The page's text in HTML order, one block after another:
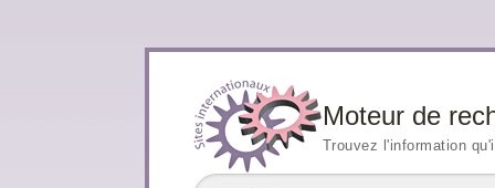
Moteur de
Trouvez l'information